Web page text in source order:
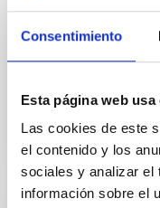
Consentimiento
Esta página web usa
Las cookies de este
el contenido y los
sociales y analizar el
información sobre el
una labor de
encima de los